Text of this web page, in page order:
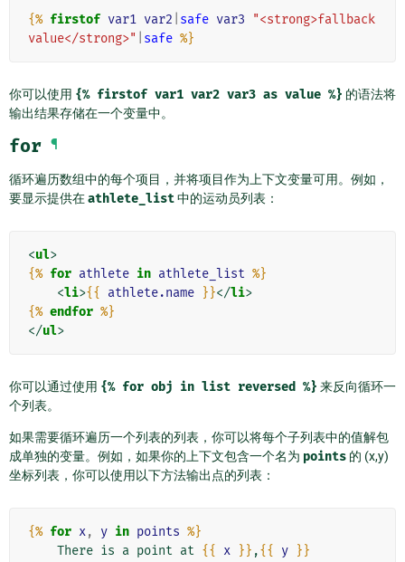
{% firstof var1 var2 safe var3
"<strong>fallback
value</strong>"
safe %}
你可以使用 {% firstof var1 var2 var3 as value %} 的语法将
输出结果存储在一个变量中。
for ¶
循环遍历数组中的每个项目，并将项目作为上下文变量可用。例如，
要显示提供在athlete_list中的运动员列表：
<ul>
{% for athlete in athlete_list %}
<li>{{ athlete.name }}</li>
{% endfor %}
</ul>
你可以通过使用 {% for obj in list reversed %} 来反向循环一
个列表。
如果需要循环遍历一个列表的列表，你可以将每个子列表中的值解包
成单独的变量。例如，如果你的上下文包含一个名为 points 的 (x,y)
坐标列表，你可以使用以下方法输出点的列表：
{% for x, y in points %}
    There is a point at
{{ x }} ,{{ y }}